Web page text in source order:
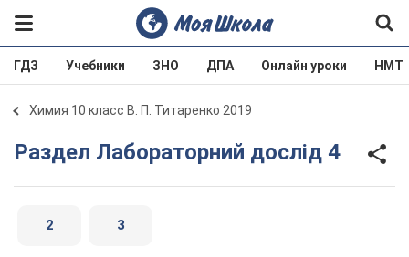
ГДЗ Учебники ЗНО ДПА Онлайн уроки НМТ
Химия 10 класс В. П. Титаренко 2019
Раздел Лабораторний дослід 4
2 3